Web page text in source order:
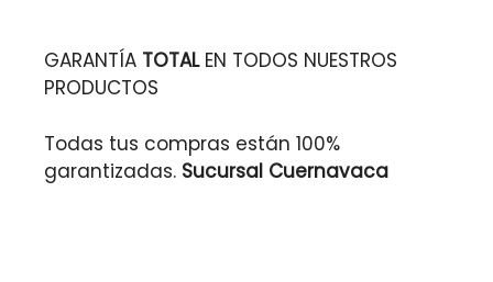
GARANTÍA TOTALEN TODOS NUESTROS
PRODUCTOS
Todas tus compras están 100%
garantizadas. Sucursal Cuernavaca